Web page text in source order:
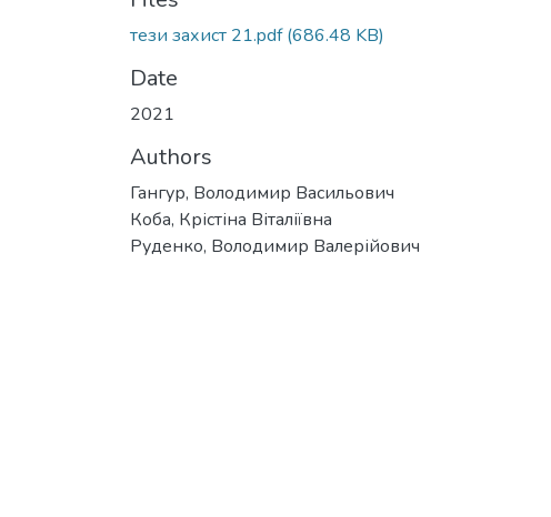
тези захист 21.pdf(686.48 KB)
Date
2021
Authors
Гангур, Володимир Васильович
Коба, Крістіна Віталіївна
Руденко, Володимир Валерійович